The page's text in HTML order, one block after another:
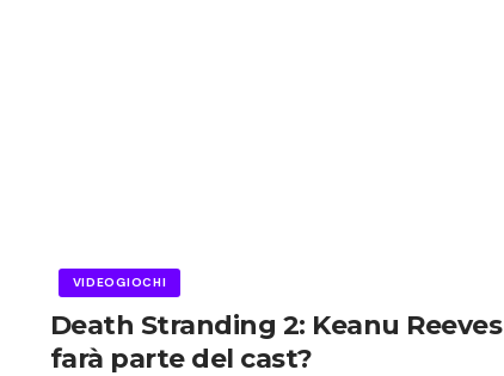
VIDEOGIOCHI
Death Stranding 2: Keanu Reeves
farà parte del cast?